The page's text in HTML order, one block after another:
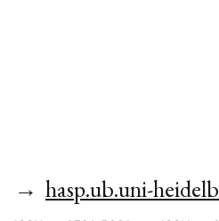
→ hasp.ub.uni-